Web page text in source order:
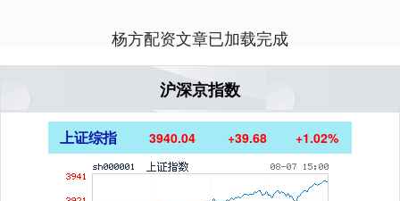
杨方配资文章已加载完成
沪深京指数
上证综指 3940.04 +39.68 +1.02%